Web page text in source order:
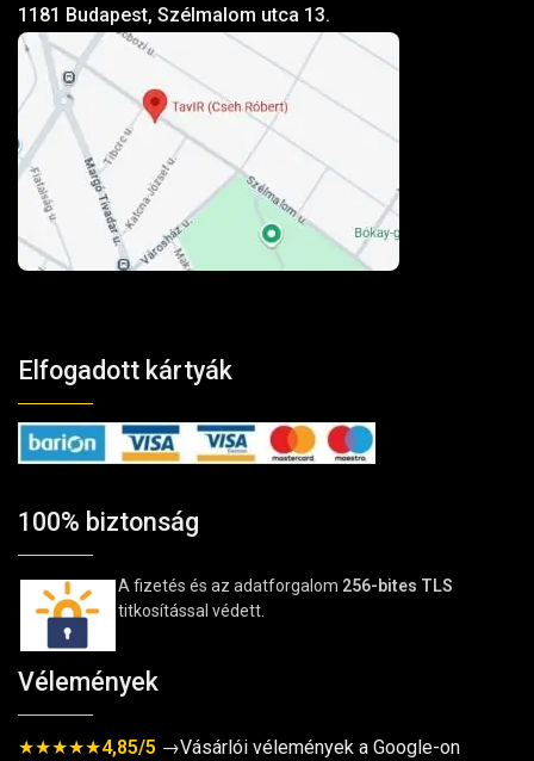
1181 Budapest, Szélmalom utca 13.
Elfogadott kártyák
100% biztonság
A fizetés és az adatforgalom 256-bites TLS
titkosítással védett.
Vélemények
★★★★★4,85/5 →Vásárlói vélemények a Google-on